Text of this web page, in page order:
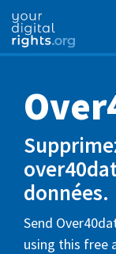
données.
Send
using this free